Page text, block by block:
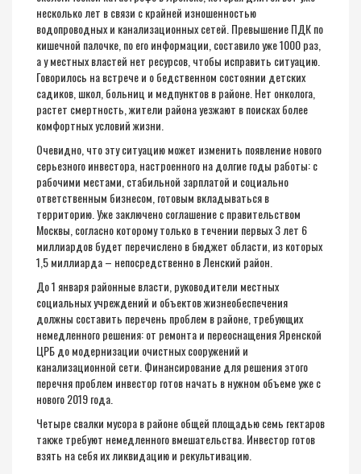
несколько лет всвязи с крайней изношенностью
водопроводных и канализационных сетей. Превышение ПДК по
кишечной палочке, по его информации, составило уже 1000раз,
а у местных властей нет ресурсов, чтобы исправить ситуацию.
Говорилось на встрече и о бедственном состоянии детских
садиков, школ, больниц и медпунктов в районе. Нет онколога,
растет смертность, жители района уезжают в поисках более
комфортных условий жизни.
Очевидно, что эту ситуацию может изменить появление нового
серьезного инвестора, настроенного надолгие годы работы: с
рабочими местами, стабильной зарплатой и социально
ответственным бизнесом, готовым вкладываться в
территорию. Уже заключено соглашение с правительством
Москвы, согласно которомутолько в течении первых 3 лет 6
миллиардов будет перечислено в бюджет области, из которых
1,5 миллиарда– непосредственно в Ленский район.
До 1 января районные власти, руководители местных
социальных учреждений и объектов жизнеобеспечения
должны составить перечень проблем в районе, требующих
немедленного решения: от ремонта и переоснащенияЯренской
ЦРБ до модернизации очистных сооружений и
канализационной сети. Финансирование для решения этого
перечня проблем инвестор готов начать в нужном объеме уже с
нового 2019 года.
Четыре свалки мусора в районе общей площадью семь гектаров
также требуют немедленного вмешательства. Инвестор готов
взять на себя их ликвидацию и рекультивацию.